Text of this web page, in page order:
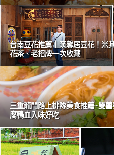
台南豆花推薦｜筑馨居豆花！米
花茶、老招牌一次收藏
三重龍門路上排隊美食推薦~雙
腐鴨血入味好吃